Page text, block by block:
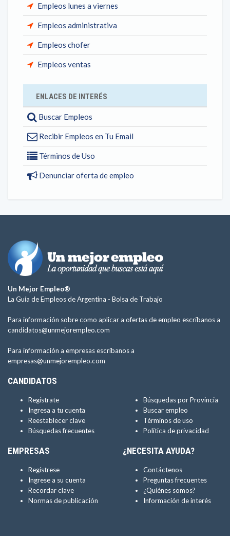
Empleos lunes a viernes
Empleos administrativa
Empleos chofer
Empleos ventas
ENLACES DE INTERÉS
Buscar Empleos
Recibir Empleos en Tu Email
Términos de Uso
Denunciar oferta de empleo
Un Mejor Empleo®
La Guía de Empleos de Argentina - Bolsa de Trabajo
Para información sobre como aplicar a ofertas de empleo escríbanos a
candidatos@unmejorempleo.com
Para información a empresas escríbanos a
empresas@unmejorempleo.com
CANDIDATOS
Regístrate
Ingresa a tu cuenta
Reestablecer clave
Búsquedas frecuentes
Búsquedas por Provincia
Buscar empleo
Términos de uso
Política de privacidad
EMPRESAS
Regístrese
Ingrese a su cuenta
Recordar clave
Normas de publicación
¿NECESITA AYUDA?
Contáctenos
Preguntas frecuentes
¿Quiénes somos?
Información de interés